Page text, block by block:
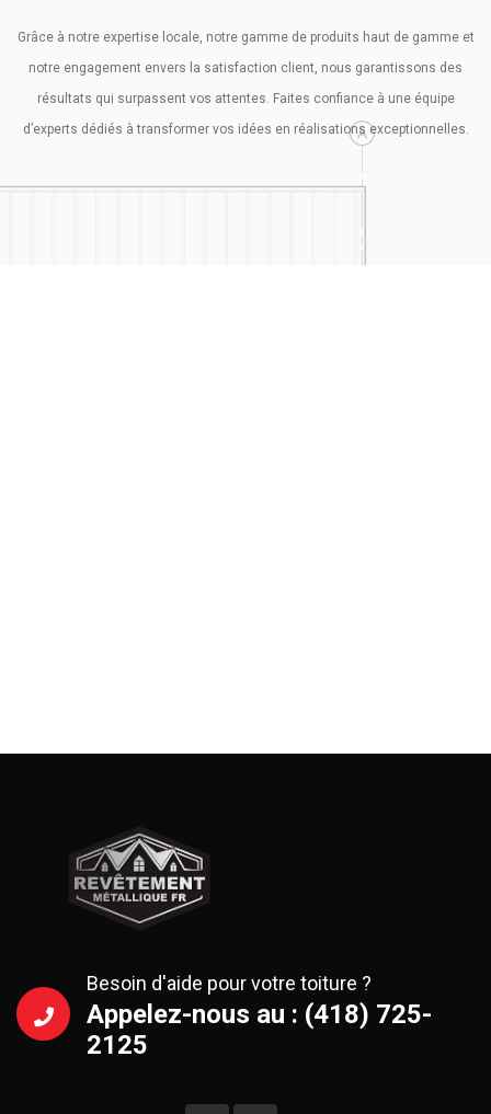
Grâce à notre expertise locale, notre gamme de produits haut de gamme et
notre engagement envers la satisfaction client, nous garantissons des
résultats qui surpassent vos attentes. Faites confiance à une équipe
d’experts dédiés à transformer vos idées en réalisations exceptionnelles.
Besoin d'aide pour votre toiture ?
Appelez-nous au : (418) 725-
2125